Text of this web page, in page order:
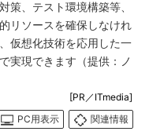
策、テスト環境構築等、
リソースを確保しなけれ
仮想化技術を応用した一
実現できます（提供：ノ
[PR／ITmedia]
PC用表示
関連情報